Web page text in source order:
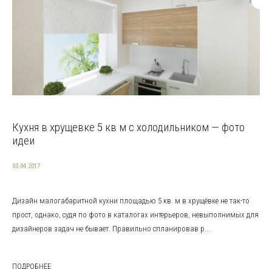
Кухня в хрущевке 5 кв м с холодильником — фото
идеи
03.04.2017
Дизайн малогабаритной кухни площадью 5 кв. м в хрущёвке не так-то
прост, однако, судя по фото в каталогах интерьеров, невыполнимых для
дизайнеров задач не бывает. Правильно спланировав р...
ПОДРОБНЕЕ